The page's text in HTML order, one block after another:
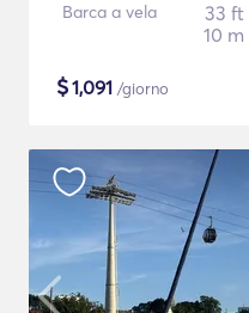
Barca a vela
33 ft
10 m
$1,091 /giorno